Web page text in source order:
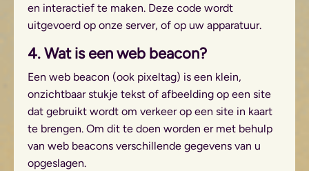
en interactief te maken. Deze code wordt
uitgevoerd op onze server, of op uw apparatuur.
4. Wat is een web beacon?
Een web beacon (ook pixeltag) is een klein,
onzichtbaar stukje tekst of afbeelding op een site
dat gebruikt wordt om verkeer op een site in kaart
te brengen. Om dit te doen worden er met behulp
van web beacons verschillende gegevens van u
opgeslagen.